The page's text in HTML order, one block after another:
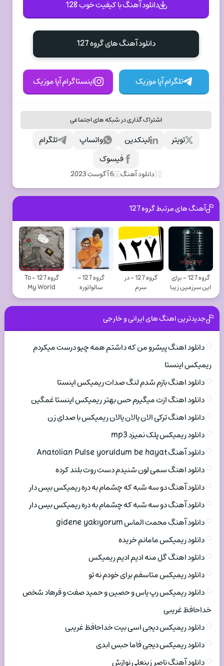
دانلود آهنگ با کیفیت خوب 128
دانلود آهنگ های گروه 127
تلگرام آپا موزیک اینستاگرام آپا موزیک
اشتراک گذاری در شبکه های اجتماعی
تلگرام واتساپ لینکدین
تویتر
فیسوک
دانلود آهنگ 6 آگوست 2023
آهنگ های مرتبط گروه 127
گروه 127 - برای
این سرزمین زیبا
گروه 127 - در
سرم
گروه 127 -
سالواتوره
گروه 127 - To
My World
جدیدترین اهنگ های ایرانی و خارجی
دانلود اهنگ پیشرو من که داشتم همه چیو درست میکردم
ریمیکس اینستا
دانلود اهنگ بازم شدم لنگ صدات ریمیکس اینستا
دانلود اهنگ ازت میگیرم حس بهتر ریمیکس اینستا غمگین
دانلود اهنگ ترکی الان یالان یالان ریمیکس با صدای زن
دانلود ریمیکس پلک نمیزد mp3
دانلود آهنگ Anatolian Pulse yoruldum be hayat
دانلود اهنگ سمی لون شنیدم دست روت بلند کرده
دانلود آهنگ دو سه شبه که چشمام به دره ریمیکس بیس دار
دانلود آهنگ دو سه شبه که چشمام به دره ریمیکس بیس دار
دانلود آهنگ محمت الماس gidene yakıyorum
دانلود ریمیکس مامانم خریده
دانلود اهنگ گل منه ادیم ادیم ریمیکس
دانلود ریمیکس متاسفم برای خودم نه تو
دانلود ریمیکس رپ یاس و حصین و حمید صفت و فرهاد شخص
خداحافظ غریبی
دانلود ریمیکس دیجی اسی بیت خداحافظ غریبی
دانلود ریمیکس دیجی فاما حبس ابدی
دانلود آهنگ ناصر زینعلی نوازش